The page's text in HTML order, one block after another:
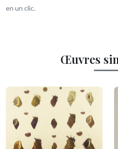
en un clic.
Œuvres